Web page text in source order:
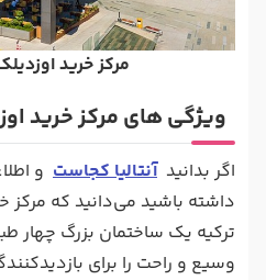
مرکز خرید
ویژگی ‌های مرکز خرید
اگر بدانید آنتالیا کجاست و
داشته باشید می‌دانید که مرکز
ترکیه یک ساختمان بزرگ چهار
وسیع و راحت را برای